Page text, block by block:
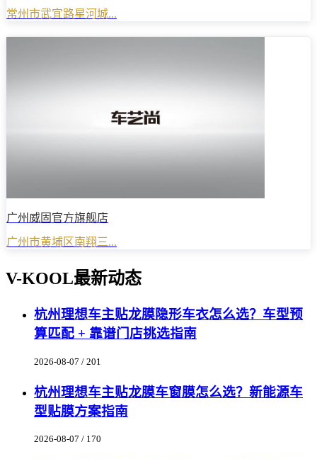
常州市武宜路星河城...
广州威固官方旗舰店
广州市黄埔区南翔三...
V-KOOL最新动态
杭州理想车主贴龙膜隐形车衣怎么选？车型预
算匹配 + 靠谱门店挑选指南
2026-08-07 / 201
杭州理想车主贴龙膜车窗膜怎么选？新能源车
型贴膜方案指南
2026-08-07 / 170